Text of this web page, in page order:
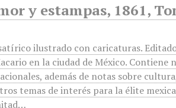
y estampas, 1861,
ilustrado con caricaturas.
en la ciudad de México. Contiene
además de notas sobre
temas de interés para la élite